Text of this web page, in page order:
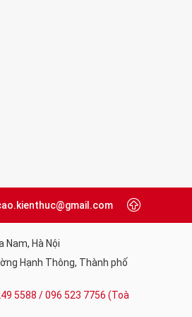
Nam, Hà Nội
Hạnh Thông, Thành phố
5588 / 096 523 7756 (Toà